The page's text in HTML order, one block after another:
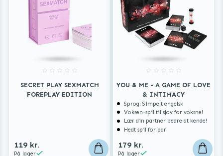
SECRET PLAY SEXMATCH
FOREPLAY EDITION
119 kr.
På lager
YOU & ME - A GAME OF LOVE
& INTIMACY
Sprog: Simpelt engelsk
Voksen-spil til sjov for voksne!
Lær din partner bedre at kende!
Hedt spil for par
179 kr.
På lager